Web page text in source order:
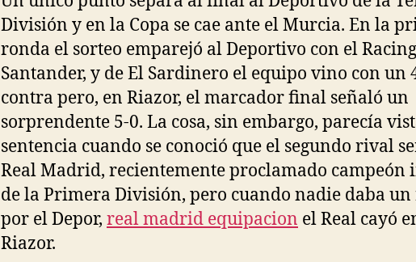
División y en la Copa se cae ante el Murcia. En la
ronda el sorteo emparejó al Deportivo con el
Santander, y de El Sardinero el equipo vino con un
contra pero, en Riazor, el marcador final señaló un
sorprendente 5-0. La cosa, sin embargo, parecía
sentencia cuando se conoció que el segundo rival
Real Madrid, recientemente proclamado campeón
de la Primera División, pero cuando nadie daba
por el Depor, real madrid equipacion el Real cayó
Riazor.